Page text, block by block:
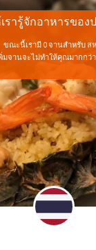
รารู้จักอาหารขอ
ขณะนี้เรามี 0 จานสำหรับ ส
มจานจะไม่ทำให้คุณมากกว่